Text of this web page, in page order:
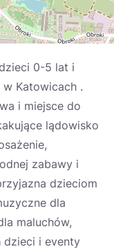
0-5 lat i
Katowicach .
i miejsce do
lądowisko
zabawy i
dzieciom
dla
maluchów,
dzieci i eventy